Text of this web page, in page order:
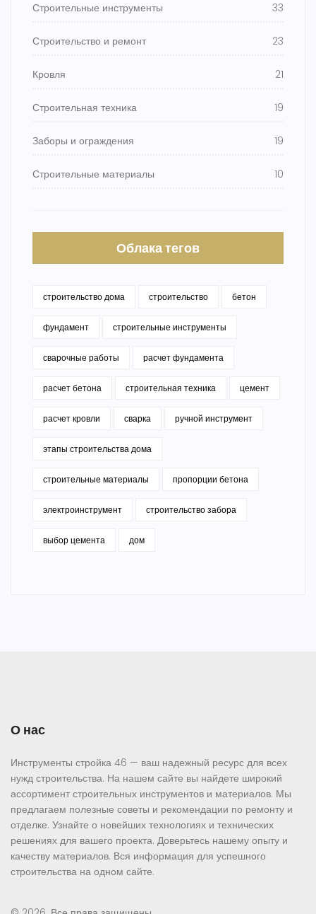
Строительные инструменты 33
Строительство и ремонт 23
Кровля 21
Строительная техника 19
Заборы и ограждения 19
Строительные материалы 10
Облака тегов
строительство дома строительство бетон
фундамент строительные инструменты
сварочные работы расчет фундамента
расчет бетона строительная техника цемент
расчет кровли сварка ручной инструмент
этапы строительства дома
строительные материалы пропорции бетона
электроинструмент строительство забора
выбор цемента дом
О нас
Инструменты стройка 46 — ваш надежный ресурс для всех
нужд строительства. На нашем сайте вы найдете широкий
ассортимент строительных инструментов и материалов. Мы
предлагаем полезные советы и рекомендации по ремонту и
отделке. Узнайте о новейших технологиях и технических
решениях для вашего проекта. Доверьтесь нашему опыту и
качеству материалов. Вся информация для успешного
строительства на одном сайте.